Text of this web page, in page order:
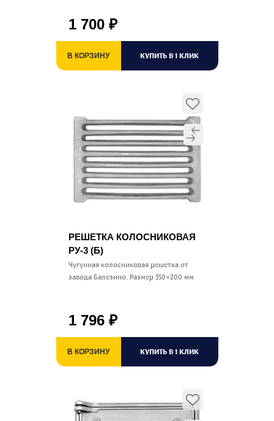
1 700 ₽
В КОРЗИНУ КУПИТЬ В 1 КЛИК
РЕШЕТКА КОЛОСНИКОВАЯ
РУ-3 (Б)
Чугунная колосниковая решетка от
завода Балезино. Размер 350×200 мм
1 796 ₽
В КОРЗИНУ КУПИТЬ В 1 КЛИК